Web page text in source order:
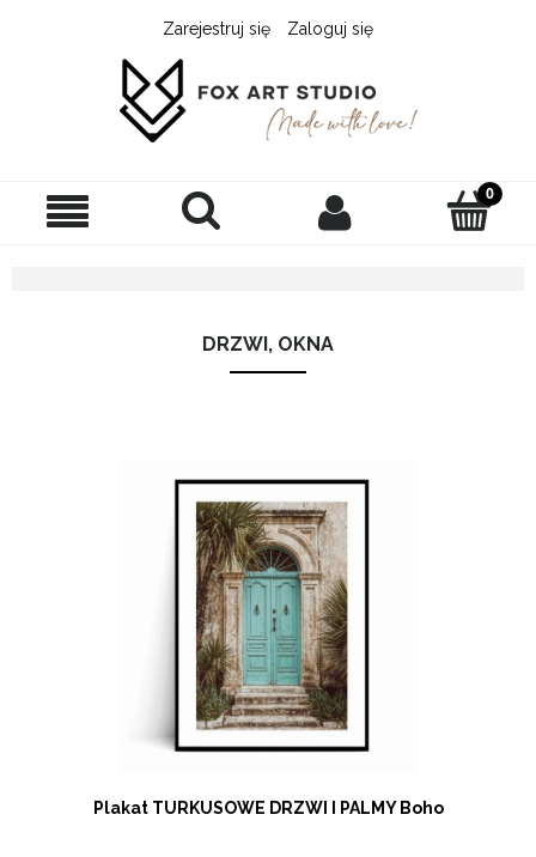
Zarejestruj się Zaloguj się
DRZWI, OKNA
Plakat TURKUSOWE DRZWI I PALMY Boho